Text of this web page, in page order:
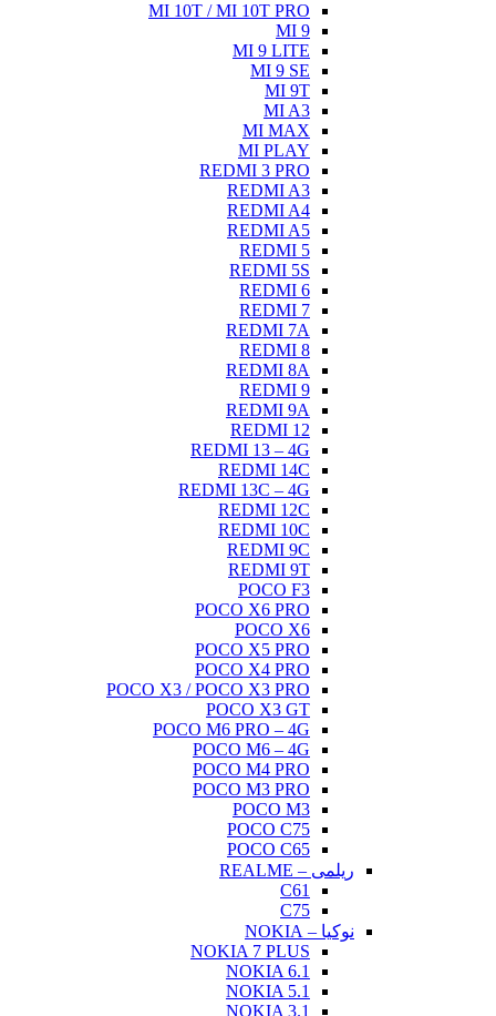
MI 10T / MI 10T PRO
MI 9 LITE
MI 9 SE
MI MAX
MI PLAY
REDMI 3 PRO
REDMI A3
REDMI A4
REDMI A5
REDMI 5
REDMI 5S
REDMI 6
REDMI 7
REDMI 7A
REDMI 8
REDMI 8A
REDMI 9
REDMI 9A
REDMI 12
REDMI 13 – 4G
REDMI 14C
REDMI 13C – 4G
REDMI 12C
REDMI 10C
REDMI 9C
REDMI 9T
POCO F3
POCO X6 PRO
POCO X6
POCO X5 PRO
POCO X4 PRO
POCO X3 / POCO X3 PRO
POCO X3 GT
POCO M6 PRO – 4G
POCO M6 – 4G
POCO M4 PRO
POCO M3 PRO
POCO M3
POCO C75
POCO C65
ریلمی – REALME
نوکیا – NOKIA
NOKIA 7 PLUS
NOKIA 6.1
NOKIA 5.1
NOKIA 3.1